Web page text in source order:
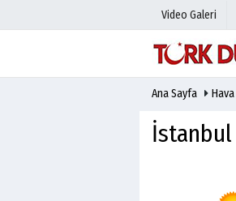
Video Galeri
Ana Sayfa
İstanbul